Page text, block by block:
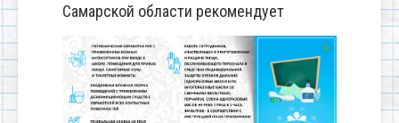
Самарской области рекомендует